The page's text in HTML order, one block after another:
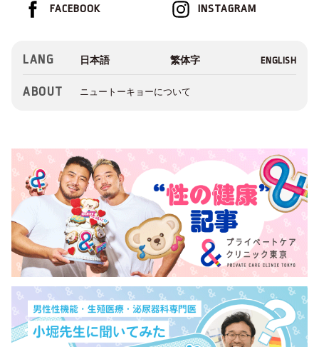
INSTAGRAM
FACEBOOK
LANG
ABOUT ニュートーキョーについて